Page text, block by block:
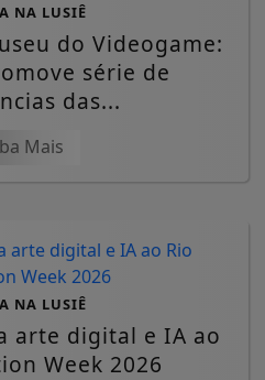
NA LUSIÊ
do Videogame:
série de
das...
Mais
NA LUSIÊ
arte digital e IA ao
Week 2026